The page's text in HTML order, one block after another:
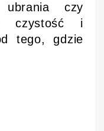
czy
czystość i
tego, gdzie